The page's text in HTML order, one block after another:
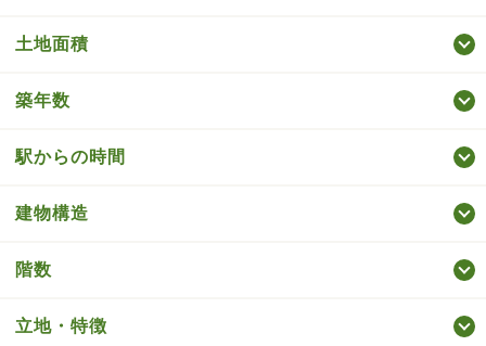
土地面積
築年数
駅からの時間
建物構造
階数
立地・特徴